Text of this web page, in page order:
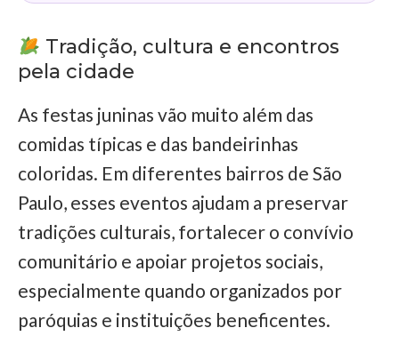
Tradição, cultura e encontros
pela cidade
As festas juninas vão muito além das
comidas típicas e das bandeirinhas
coloridas. Em diferentes bairros de São
Paulo, esses eventos ajudam a preservar
tradições culturais, fortalecer o convívio
comunitário e apoiar projetos sociais,
especialmente quando organizados por
paróquias e instituições beneficentes.